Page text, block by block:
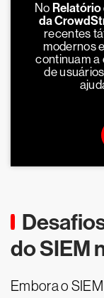
No
da
recentes
modernos
continuam a
de
do SIEM
Embora o